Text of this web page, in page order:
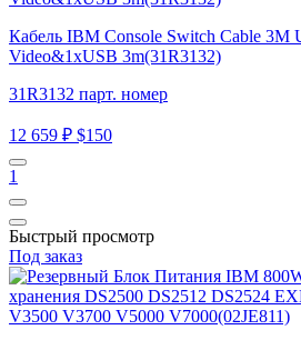
Кабель IBM Console Switch Cable 3M
Video&1xUSB 3m(31R3132)
31R3132 парт. номер
12 659 ₽ $150
1
Быстрый просмотр
Под заказ